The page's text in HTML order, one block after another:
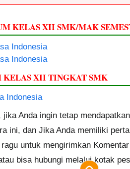
KELAS XII SMK/MAK
Indonesia
Indonesia
KELAS XII TINGKAT SMK
Indonesia
jika Anda ingin tetap
ini, dan Jika Anda memiliki
untuk mengirimkan
bisa hubungi melalui kotak